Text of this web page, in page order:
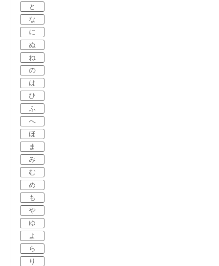
と
な
に
ぬ
ね
の
は
ひ
ふ
へ
ほ
ま
み
む
め
も
や
ゆ
よ
ら
り